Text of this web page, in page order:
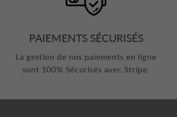
PAIEMENTS SÉCURISÉS
La gestion de nos paiements en ligne
sont 100% Sécurisés avec Stripe.